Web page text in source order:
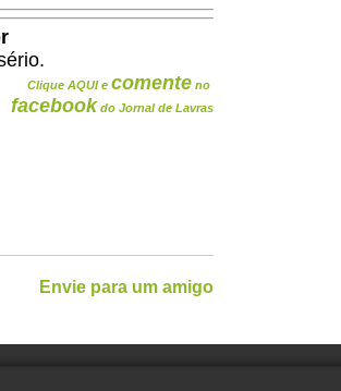
Clique AQUI e comente no
facebook do Jornal de Lavras
Envie para um amigo